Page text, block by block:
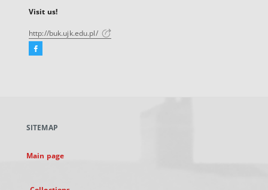
Visit us!
http://buk.ujk.edu.pl/
Facebook
new
SITEMAP
Main page